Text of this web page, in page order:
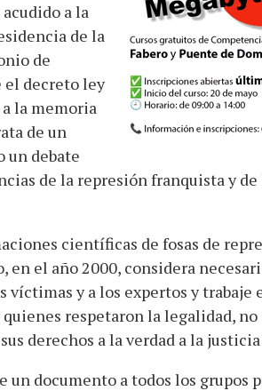
a la
de la
de
el decreto ley
la memoria
de un
un debate
de la represión franquista y
científicas de fosas de
el año 2000, considera
víctimas y a los expertos y trabaje
respetaron la legalidad, no
derechos a la verdad a la
un documento a todos los grupos